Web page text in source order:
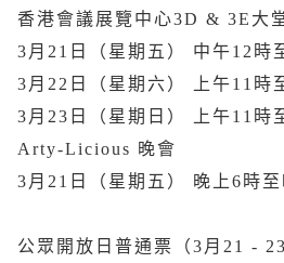
香港會議展覽中心3D & 3E大
3月21日（星期五） 中午12時
3月22日（星期六） 上午11時
3月23日（星期日） 上午11時
Arty-Licious 晚會
3月21日（星期五） 晚上6時
公眾開放日普通票（3月21 -